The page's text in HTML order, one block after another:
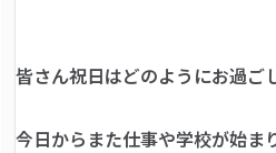
皆さん祝日はどのようにお過ご
今日からまた仕事や学校が始ま